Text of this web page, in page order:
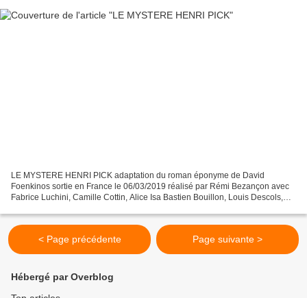
LE MYSTERE HENRI PICK adaptation du roman éponyme de David
Foenkinos sortie en France le 06/03/2019 réalisé par Rémi Bezançon avec
Fabrice Luchini, Camille Cottin, Alice Isa Bastien Bouillon, Louis Descols,
< Page précédente Page suivante >
Hébergé par Overblog